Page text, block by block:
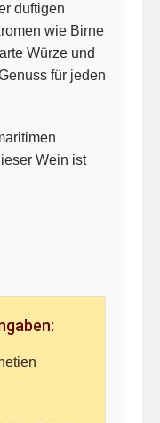
duftigen
wie Birne
Würze und
für jeden
Wein ist